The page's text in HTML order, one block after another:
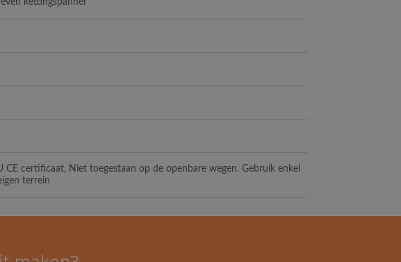
kettingspanner
CE certificaat, Niet toegestaan op de openbare wegen. Gebruik enkel
terrein